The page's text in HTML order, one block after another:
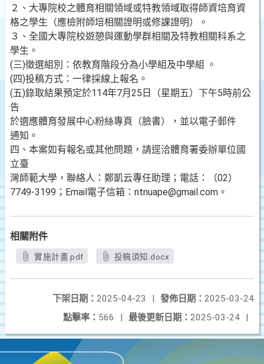
２、大專院校之體育相關領域或特教領域取得師資培育資
格之學生（應檢附師培相關證明或修課證明）。
３、全國大專院校遊憩與運動學群相關及特教相關科系之
學生。
(三)徵選組別：依教育階段分為小學組及中學組 。
(四)投稿方式：一律採線上報名。
(五)錄取結果預定於114年7月25日（星期五）下午5時前公
告
於適應體育發展中心粉絲專頁（臉書），並以電子郵件
通知。
四、本案如有報名或其他問題，請逕洽體育署委辦單位國
立臺
灣師範大學，聯絡人：鄭凱云專任助理；電話：（02）
7749-3199；Email電子信箱：ntnuape@gmail.com。
相關附件
實施計畫.pdf 投稿須知.docx
發佈日期： 2025-03-24
下架日期： 2025-04-23
|
最後更新日期： 2025-03-24 |
點擊率： 566 |